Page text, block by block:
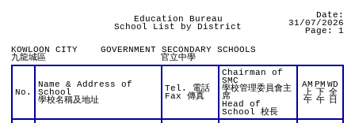
Education Bureau
School List by District
Date:
31/07/2026
Page: 1
KOWLOON CITY
九龍城區
GOVERNMENT SECONDARY SCHOOLS
官立中學
No.
Name & Address of
School
學校名稱及地址
Tel. 電話
Fax 傳真
Chairman of
SMC
學校管理委員會主
席
Head of
School 校長
AM
上
午
PM
下
午
WD
全
日